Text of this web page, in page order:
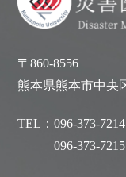
〒860-8556
熊本県熊本市中央
TEL：096-373-7214
096-373-7215